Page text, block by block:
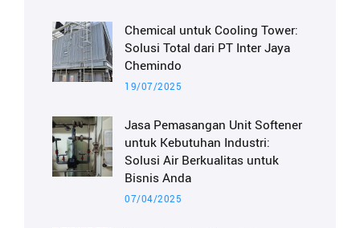
Chemical untuk Cooling Tower:
Solusi Total dari PT Inter Jaya
Chemindo
19/07/2025
Jasa Pemasangan Unit Softener
untuk Kebutuhan Industri:
Solusi Air Berkualitas untuk
Bisnis Anda
07/04/2025